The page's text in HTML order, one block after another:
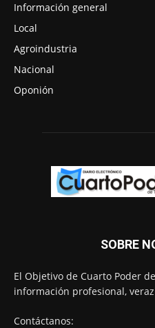
Información general
Local
Agroindustria
Nacional
Oponión
SOBRE
El Objetivo de Cuarto Poder
información profesional,
Contáctanos: